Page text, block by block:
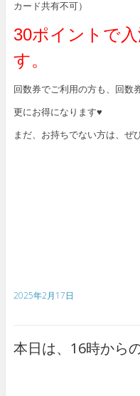
カード共有不可）
30ポイントで
す。
回数券でご利用の方も、回数
更にお得になります♥
まだ、お持ちでない方は、ぜ
2025年2月17日
本日は、16時から